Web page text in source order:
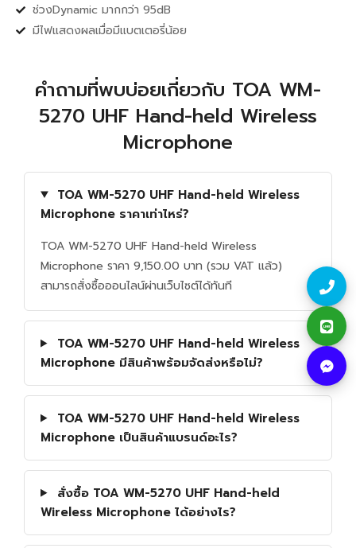
ช่วงDynamic มากกว่า 95dB
มีไฟแสดงผลเมื่อมีแบตเตอรี่น้อย
คำถามที่พบบ่อยเกี่ยวกับ TOA WM-
5270 UHF Hand-held Wireless
Microphone
TOA WM-5270 UHF Hand-held Wireless
Microphone ราคาเท่าไหร่?
TOA WM-5270 UHF Hand-held Wireless
Microphone ราคา 9,150.00 บาท (รวม VAT แล้ว)
สามารถสั่งซื้อออนไลน์ผ่านเว็บไซต์ได้ทันที
TOA WM-5270 UHF Hand-held Wireless
Microphone มีสินค้าพร้อมจัดส่งหรือไม่?
TOA WM-5270 UHF Hand-held Wireless
Microphone เป็นสินค้าแบรนด์อะไร?
สั่งซื้อ TOA WM-5270 UHF Hand-held
Wireless Microphone ได้อย่างไร?